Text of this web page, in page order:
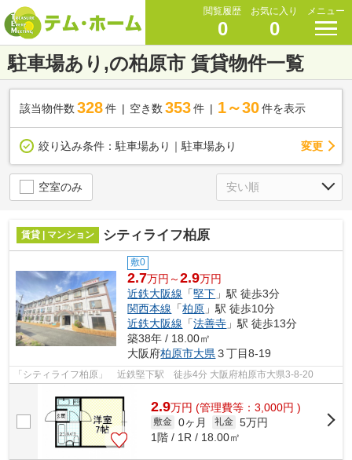
閲覧履歴
0
お気に入り
0
メニュー
駐車場あり,の柏原市 賃貸物件一覧
該当物件数 328件 空き数 353 件 1～30 件を表示
絞り込み条件： 駐車場あり｜駐車場あり 変更
空室のみ
賃貸 | マンション シティライフ柏原
敷0
2.7万円～2.9万円
近鉄大阪線 「堅下 」駅 徒歩3分
関西本線 「柏原 」駅 徒歩10分
近鉄大阪線 「法善寺 」駅 徒歩13分
築38年 / 18.00㎡
大阪府柏原市大県３丁目8-19
「シティライフ柏原」 近鉄堅下駅 徒歩4分 大阪府柏原市大県3-8-20
2.9万円 (管理費等：3,000円 )
敷金 0ヶ月 礼金 5万円
1階 / 1R / 18.00㎡